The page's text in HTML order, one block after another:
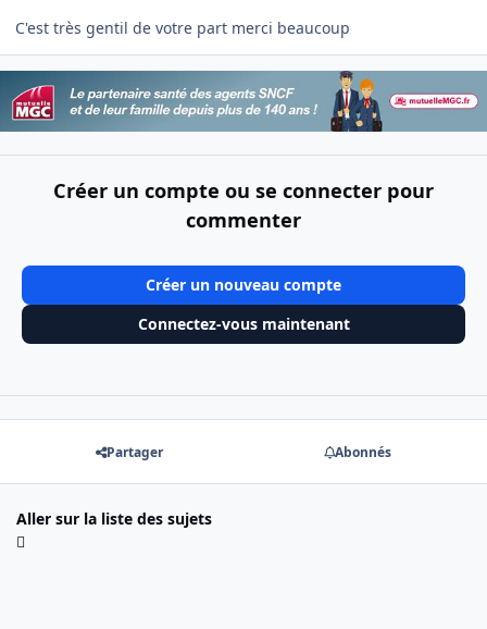
C'est très gentil de votre part merci beaucoup
Créer un compte ou se connecter pour
commenter
Créer un nouveau compte
Connectez-vous maintenant
Partager Abonnés
Aller sur la liste des sujets